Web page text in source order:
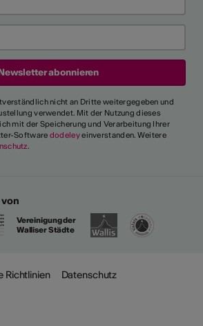
nicht an Dritte weitergegeben und
verwendet. Mit der Nutzung dieses
mit der Speicherung und Verarbeitung Ihrer
Software dodeleyeinverstanden. Weitere
.
Vereinigung der
Walliser Städte
Richtlinien
Datenschutz